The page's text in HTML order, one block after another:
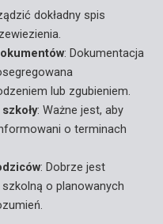
dokładny spis
: Dokumentacja
lub zgubieniem.
: Ważne jest, aby
o terminach
: Dobrze jest
o planowanych